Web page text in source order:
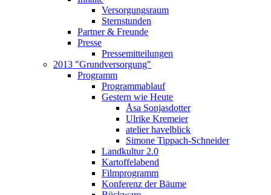
Versorgungsraum
Sternstunden
Partner & Freunde
Presse
Pressemitteilungen
2013 "Grundversorgung"
Programm
Programmablauf
Gestern wie Heute
Åsa Sonjasdotter
Ulrike Kremeier
atelier havelblick
Simone Tippach-Schneider
Landkultur 2.0
Kartoffelabend
Filmprogramm
Konferenz der Bäume